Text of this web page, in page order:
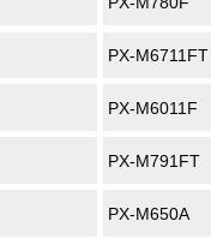
PX-M6711FT
PX-M6011F
PX-M791FT
PX-M650A